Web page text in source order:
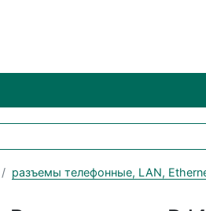
разъемы телефонные, LAN,